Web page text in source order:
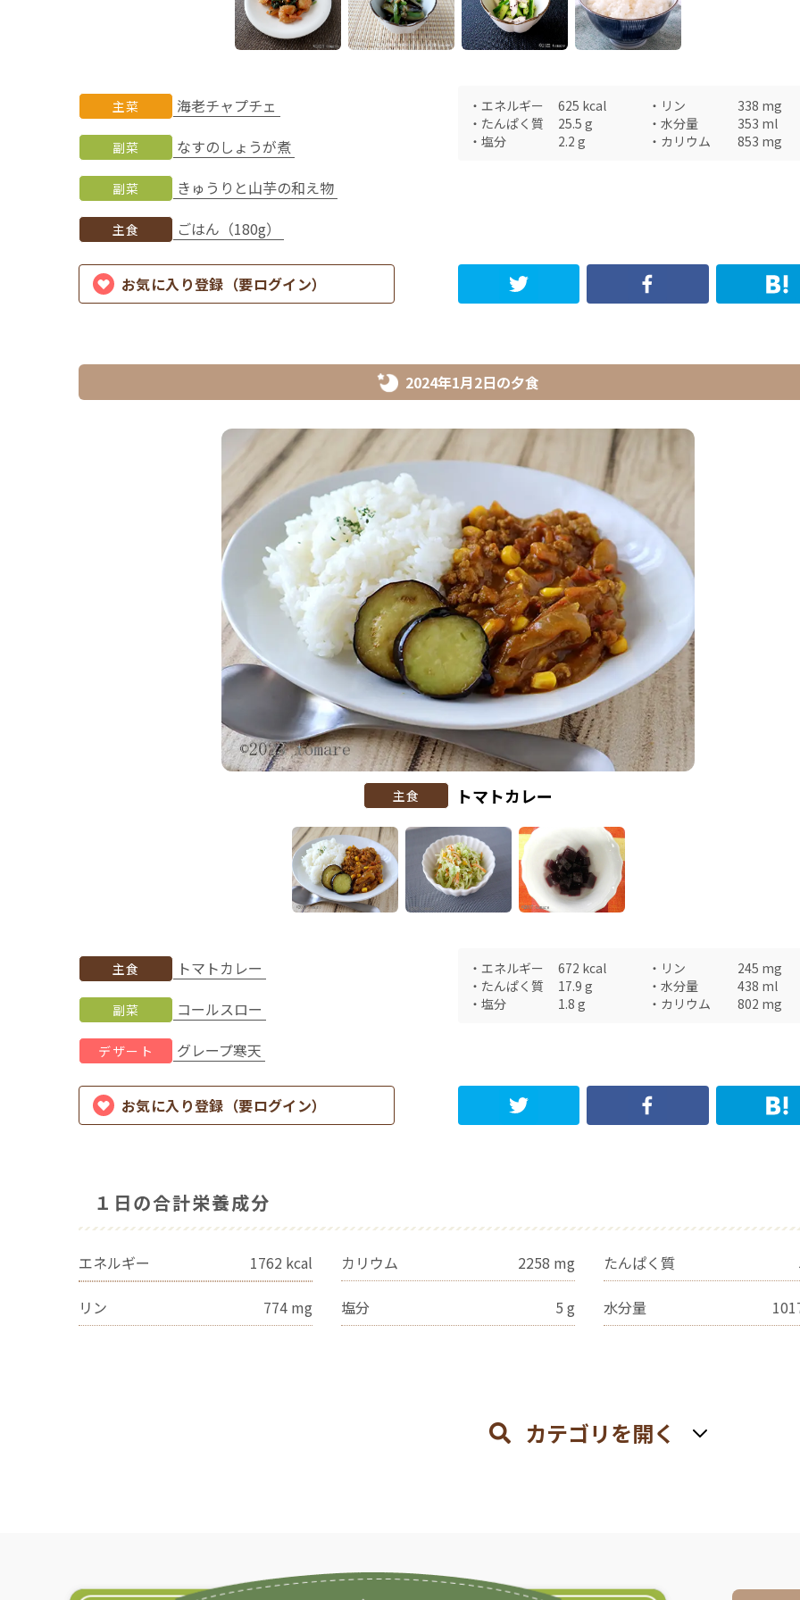
主菜 海老チャプチェ
副菜 なすのしょうが煮
副菜 きゅうりと山芋の和え物
主食 ごはん（180g）
・ エネルギー 625 kcal ・ リン 338 mg
・ たんぱく質 25.5 g ・ 水分量 353 ml
・ 塩分 2.2 g ・ カリウム 853 mg
お気に入り登録（要ログイン）
2024年1月2日の夕食
主食 トマトカレー
主食 トマトカレー
副菜 コールスロー
デザート グレープ寒天
・ エネルギー 672 kcal ・ リン 245 mg
・ たんぱく質 17.9 g ・ 水分量 438 ml
・ 塩分 1.8 g ・ カリウム 802 mg
お気に入り登録（要ログイン）
１日の合計栄養成分
エネルギー 1762 kcal カリウム 2258 mg たんぱく質
リン 774 mg 塩分 5 g 水分量
カテゴリを開く